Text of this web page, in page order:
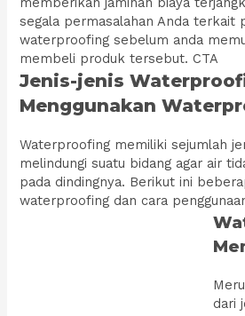
segala permasalahan Anda terkait
waterproofing sebelum anda
membeli produk tersebut. CTA
Jenis-jenis
Menggunakan
Waterproofing memiliki sejumlah
melindungi suatu bidang agar air
pada dindingnya. Berikut ini
waterproofing dan cara
dari